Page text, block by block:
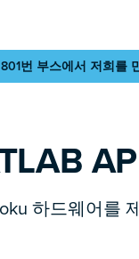
번 부스에서 저희를
하드웨어를